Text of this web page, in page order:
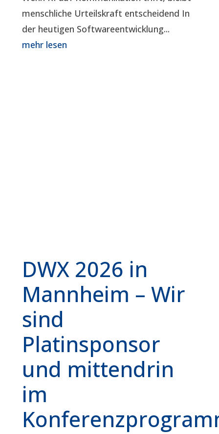
menschliche Urteilskraft entscheidend In
der heutigen Softwareentwicklung...
mehr lesen
DWX 2026 in
Mannheim – Wir
sind
Platinsponsor
und mittendrin
im